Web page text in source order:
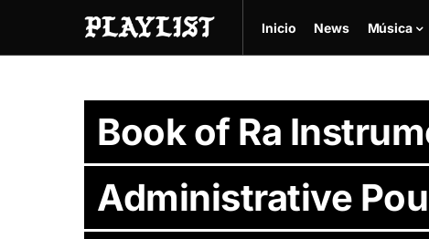
Inicio News Música
Book of Ra
Administrative